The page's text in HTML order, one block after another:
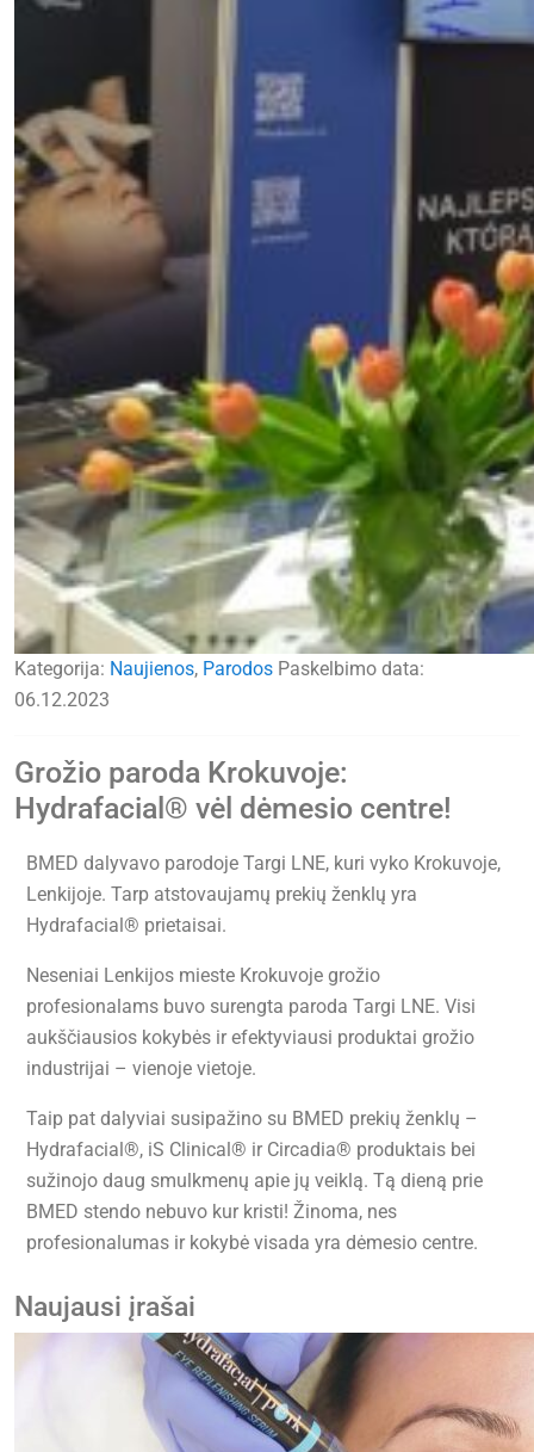
Kategorija: Naujienos, Parodos Paskelbimo data:
06.12.2023
Grožio paroda Krokuvoje:
Hydrafacial® vėl dėmesio centre!
BMED dalyvavo parodoje Targi LNE, kuri vyko Krokuvoje,
Lenkijoje. Tarp atstovaujamų prekių ženklų yra
Hydrafacial® prietaisai.
Neseniai Lenkijos mieste Krokuvoje grožio
profesionalams buvo surengta paroda Targi LNE. Visi
aukščiausios kokybės ir efektyviausi produktai grožio
industrijai – vienoje vietoje.
Taip pat dalyviai susipažino su BMED prekių ženklų –
Hydrafacial®, iS Clinical® ir Circadia® produktais bei
sužinojo daug smulkmenų apie jų veiklą. Tą dieną prie
BMED stendo nebuvo kur kristi! Žinoma, nes
profesionalumas ir kokybė visada yra dėmesio centre.
Naujausi įrašai